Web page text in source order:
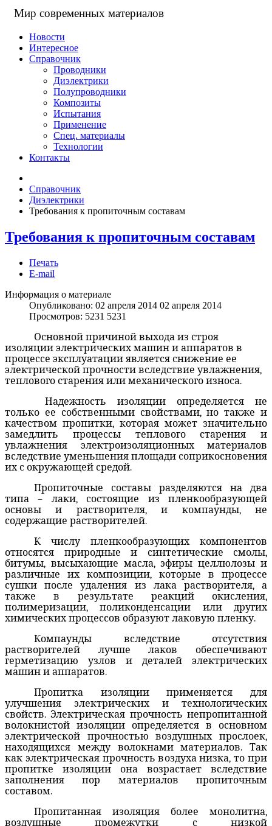
Мир современных материалов
Новости
Интересное
Справочник
Проводники
Диэлектрики
Полупроводники
Композиты
Испытания
Применение
Спец. материалы
Технологии
Контакты
Справочник
Диэлектрики
Требования к пропиточным составам
Требования к пропиточным составам
Печать
E-mail
Информация о материале
Опубликовано: 02 апреля 2014 02 апреля 2014
Просмотров: 5231 5231
Основной причиной выхода из строя
изоляции электрических машин и аппаратов в
процессе эксплуатации является снижение ее
электрической прочности вследствие увлажнения,
теплового старения или механического износа.
Надежность изоляции определяется не
только ее собственными свойствами, но также и
качеством пропитки, которая может значительно
замедлить процессы теплового старения и
увлажнения электроизоляционных материалов
вследствие уменьшения площади соприкосновения
их с окружающей средой.
Пропиточные составы разделяются на два
типа – лаки, состоящие из пленкообразующей
основы и растворителя, и компаунды, не
содержащие растворителей.
К числу пленкообразующих компонентов
относятся природные и синтетические смолы,
битумы, высыхающие масла, эфиры целлюлозы и
различные их композиции, которые в процессе
сушки после удаления из лака растворителя, а
также в результате реакций окисления,
полимеризации, поликонденсации или других
химических процессов образуют лаковую пленку.
Компаунды вследствие отсутствия
растворителей лучше лаков обеспечивают
герметизацию узлов и деталей электрических
машин и аппаратов.
Пропитка изоляции применяется для
улучшения электрических и технологических
свойств. Электрическая прочность непропитанной
волокнистой изоляции определяется в основном
электрической прочностью воздушных прослоек,
находящихся между волокнами материалов. Так
как электрическая прочность воздуха низка, то при
пропитке изоляции она возрастает вследствие
заполнения пор материалов пропиточным
составом.
Пропитанная изоляция более монолитна,
воздушные промежутки с низкой